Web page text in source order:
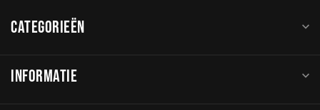
CATEGORIEËN
INFORMATIE